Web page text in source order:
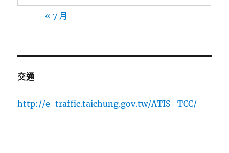
« 7 月
交通
http://e-traffic.taichung.gov.tw/ATIS_TCC/